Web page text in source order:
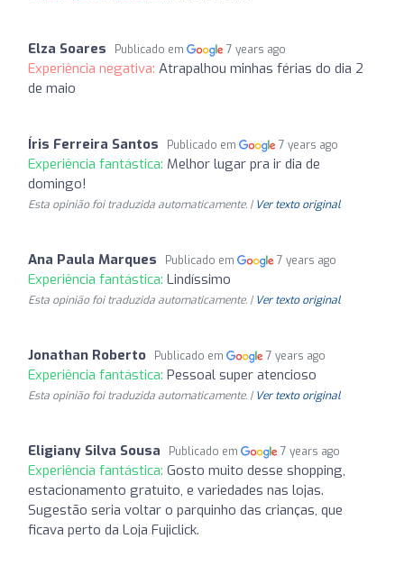
Elza Soares Publicado em 7 years ago
Experiência negativa: Atrapalhou minhas férias do dia 2
de maio
Íris Ferreira Santos Publicado em 7 years ago
Experiência fantástica: Melhor lugar pra ir dia de
domingo!
Esta opinião foi traduzida automaticamente. | Ver texto original
Ana Paula Marques Publicado em 7 years ago
Experiência fantástica: Lindíssimo
Esta opinião foi traduzida automaticamente. | Ver texto original
Jonathan Roberto Publicado em 7 years ago
Experiência fantástica: Pessoal super atencioso
Esta opinião foi traduzida automaticamente. | Ver texto original
Eligiany Silva Sousa Publicado em 7 years ago
Experiência fantástica: Gosto muito desse shopping,
estacionamento gratuito, e variedades nas lojas.
Sugestão seria voltar o parquinho das crianças, que
ficava perto da Loja Fujiclick.